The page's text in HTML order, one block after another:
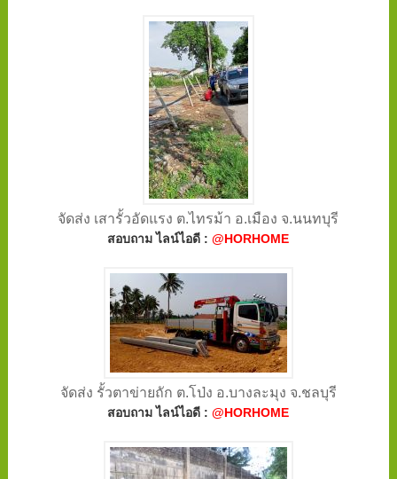
จัดส่ง เสารั้วอัดแรง ต.ไทรม้า อ.เมือง จ.นนทบุรี
สอบถาม ไลน์ไอดี :@HORHOME
จัดส่ง รั้วตาข่ายถัก ต.โป่ง อ.บางละมุง จ.ชลบุรี
สอบถาม ไลน์ไอดี :@HORHOME